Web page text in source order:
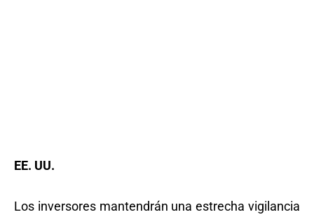
EE. UU.
Los inversores mantendrán una estrecha vigilancia